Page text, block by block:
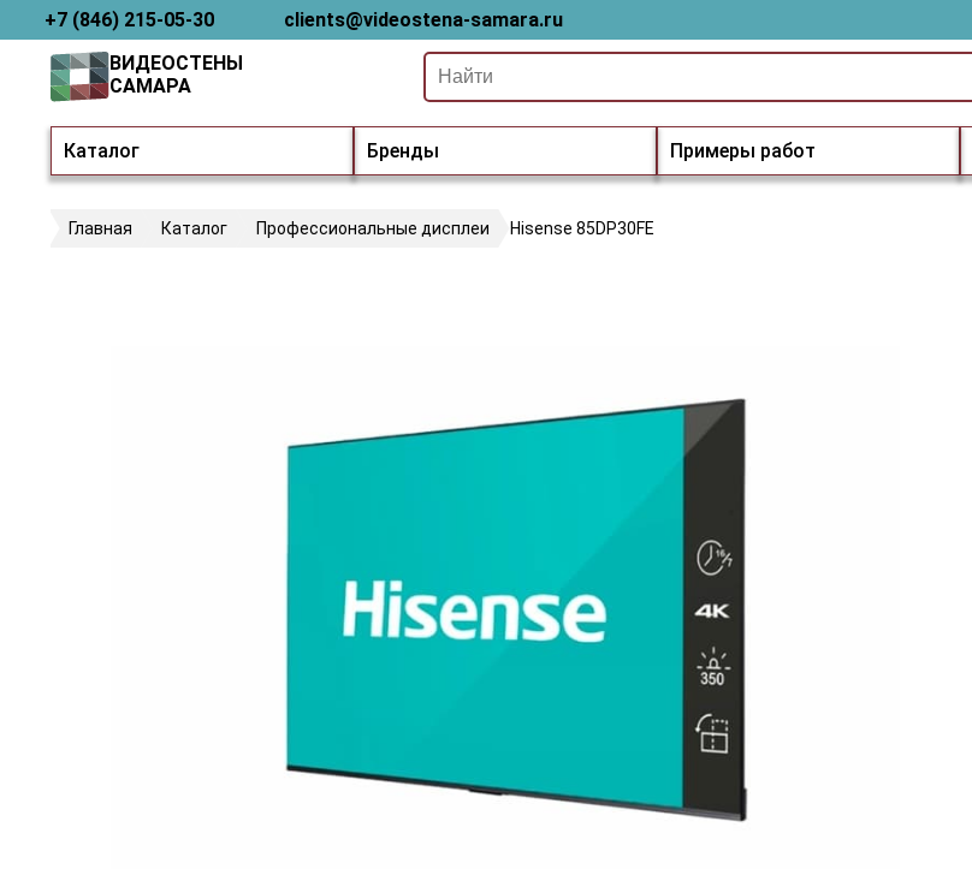
+7 (846) 215-05-30 clients@videostena-samara.ru
Каталог Бренды Примеры работ
ВИДЕОСТЕНЫ
САМАРА
Главная Каталог Профессиональные дисплеи Hisense 85DP30FE